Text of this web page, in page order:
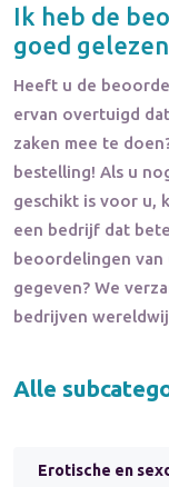
Ik heb de
goed
Heeft u de
ervan overtuigd
zaken mee te
bestelling! Als u
geschikt is voor u,
een bedrijf dat
beoordelingen van
gegeven? We
bedrijven
Alle
Erotische en